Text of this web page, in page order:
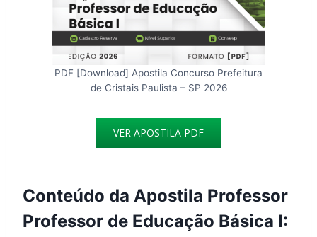
PDF [Download] Apostila Concurso Prefeitura
de Cristais Paulista – SP 2026
VER APOSTILA PDF
Conteúdo da Apostila Professor
Professor de Educação Básica I: